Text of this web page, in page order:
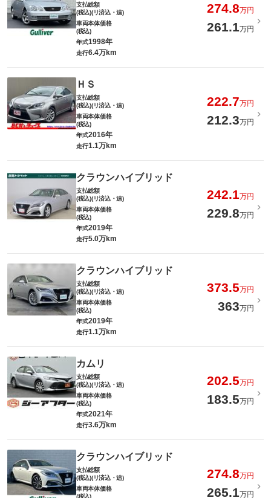
支払総額
(税込)(リ済込・追)
274.8万円
車両本体価格
(税込)
261.1万円
年式1998年
走行6.4万km
ＨＳ
支払総額
(税込)(リ済込・追)
222.7万円
車両本体価格
(税込)
212.3万円
年式2016年
走行1.1万km
クラウンハイブリッド
支払総額
(税込)(リ済込・追)
242.1万円
車両本体価格
(税込)
229.8万円
年式2019年
走行5.0万km
クラウンハイブリッド
支払総額
(税込)(リ済込・追)
373.5万円
車両本体価格
(税込)
363万円
年式2019年
走行1.1万km
カムリ
支払総額
(税込)(リ済込・追)
202.5万円
車両本体価格
(税込)
183.5万円
年式2021年
走行3.6万km
クラウンハイブリッド
支払総額
(税込)(リ済込・追)
274.8万円
車両本体価格
(税込)
265.1万円